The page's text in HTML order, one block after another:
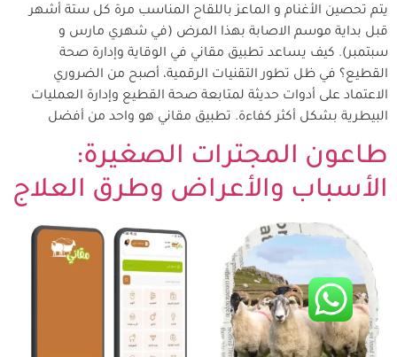
يتم تحصين الأغنام و الماعز باللقاح المناسب مرة كل ستة أشهر
قبل بداية موسم الاصابة بهذا المرض (في شهري مارس و
سبتمبر). كيف يساعد تطبيق مقاني في الوقاية وإدارة صحة
القطيع؟ في ظل تطور التقنيات الرقمية، أصبح من الضروري
الاعتماد على أدوات حديثة لمتابعة صحة القطيع وإدارة العمليات
البيطرية بشكل أكثر كفاءة. تطبيق مقاني هو واحد من أفضل
طاعون المجترات الصغيرة:
الأسباب والأعراض وطرق العلاج